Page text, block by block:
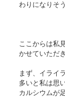
わりになりそ
ここからは私
かせていただ
まず、イライ
多いと私は思
カルシウムが